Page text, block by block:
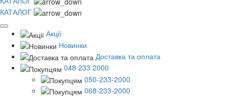
КАТАЛОГ
Акції
Новинки
Доставка та оплата
048 233 2000
050-233-2000
068-233-2000